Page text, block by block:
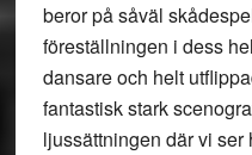
beror på såväl
föreställningen i dess
dansare och helt
fantastisk stark
ljussättningen där vi